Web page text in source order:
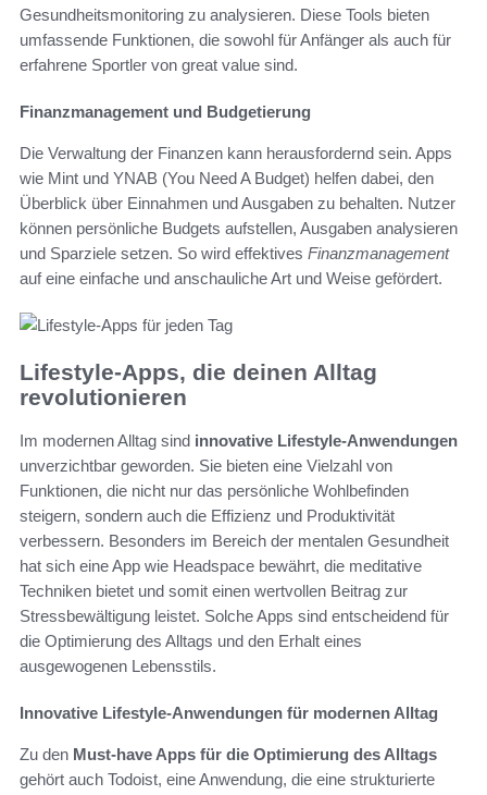
Gesundheitsmonitoring zu analysieren. Diese Tools bieten
umfassende Funktionen, die sowohl für Anfänger als auch für
erfahrene Sportler von great value sind.
Finanzmanagement und Budgetierung
Die Verwaltung der Finanzen kann herausfordernd sein. Apps
wie Mint und YNAB (You Need A Budget) helfen dabei, den
Überblick über Einnahmen und Ausgaben zu behalten. Nutzer
können persönliche Budgets aufstellen, Ausgaben analysieren
und Sparziele setzen. So wird effektives Finanzmanagement
auf eine einfache und anschauliche Art und Weise gefördert.
Lifestyle-Apps, die deinen Alltag
revolutionieren
Im modernen Alltag sind innovative Lifestyle-Anwendungen
unverzichtbar geworden. Sie bieten eine Vielzahl von
Funktionen, die nicht nur das persönliche Wohlbefinden
steigern, sondern auch die Effizienz und Produktivität
verbessern. Besonders im Bereich der mentalen Gesundheit
hat sich eine App wie Headspace bewährt, die meditative
Techniken bietet und somit einen wertvollen Beitrag zur
Stressbewältigung leistet. Solche Apps sind entscheidend für
die Optimierung des Alltags und den Erhalt eines
ausgewogenen Lebensstils.
Innovative Lifestyle-Anwendungen für modernen Alltag
Zu den Must-have Apps für die Optimierung des Alltags
gehört auch Todoist, eine Anwendung, die eine strukturierte